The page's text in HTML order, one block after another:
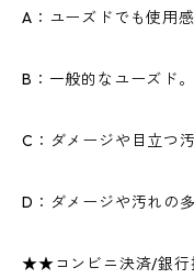
A：ユーズドでも使用
B：一般的なユーズド
C：ダメージや目立つ
D：ダメージや汚れの
★★コンビニ決済/銀